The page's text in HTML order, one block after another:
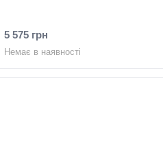
5 575 грн
Немає в наявності